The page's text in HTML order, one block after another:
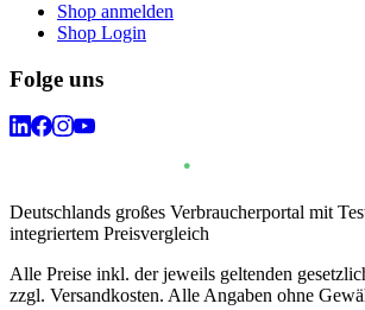
Shop anmelden
Shop Login
Folge uns
Deutschlands großes Verbraucherportal mit
integriertem Preisvergleich
Alle Preise inkl. der jeweils geltenden
zzgl. Versandkosten. Alle Angaben ohne